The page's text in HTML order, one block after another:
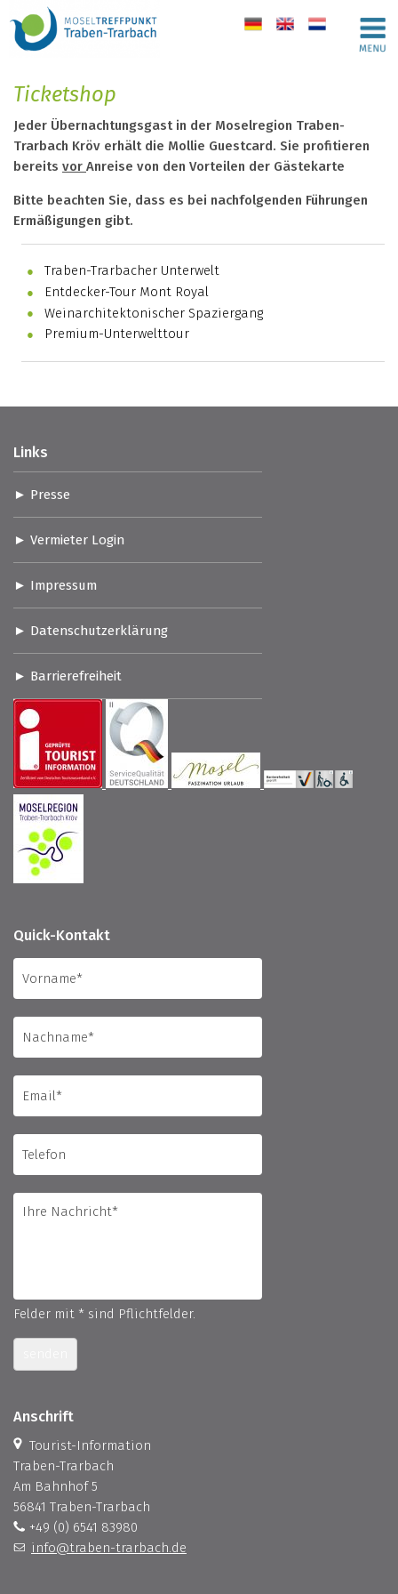
de en nl
Ticketshop
Jeder Übernachtungsgast in der Moselregion Traben-
Trarbach Kröv erhält die Mollie Guestcard. Sie profitieren
bereits vor Anreise von den Vorteilen der Gästekarte
Bitte beachten Sie, dass es bei nachfolgenden Führungen
Ermäßigungen gibt.
Traben-Trarbacher Unterwelt
Entdecker-Tour Mont Royal
Weinarchitektonischer Spaziergang
Premium-Unterwelttour
Links
Presse
Vermieter Login
Impressum
Datenschutzerklärung
Barrierefreiheit
Quick-Kontakt
Felder mit * sind Pflichtfelder.
Anschrift
Tourist-Information
Traben-Trarbach
Am Bahnhof 5
56841 Traben-Trarbach
+49 (0) 6541 83980
info@traben-trarbach.de